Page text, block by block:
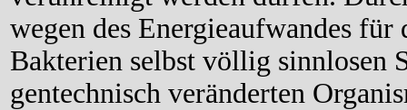
wegen des Energieaufwandes
Bakterien selbst völlig sinnlosen
gentechnisch veränderten